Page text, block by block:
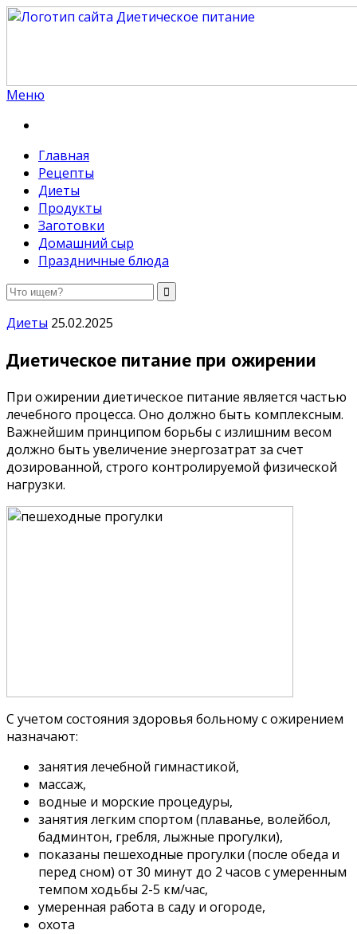
Меню
Главная
Рецепты
Диеты
Продукты
Заготовки
Домашний сыр
Праздничные блюда
Диеты 25.02.2025
Диетическое питание при ожирении
При ожирении диетическое питание является частью
лечебного процесса. Оно должно быть комплексным.
Важнейшим принципом борьбы с излишним весом
должно быть увеличение энергозатрат за счет
дозированной, строго контролируемой физической
нагрузки.
С учетом состояния здоровья больному с ожирением
назначают:
занятия лечебной гимнастикой,
массаж,
водные и морские процедуры,
занятия легким спортом (плаванье, волейбол,
бадминтон, гребля, лыжные прогулки),
показаны пешеходные прогулки (после обеда и
перед сном) от 30 минут до 2 часов с умеренным
темпом ходьбы 2-5 км/час,
умеренная работа в саду и огороде,
охота